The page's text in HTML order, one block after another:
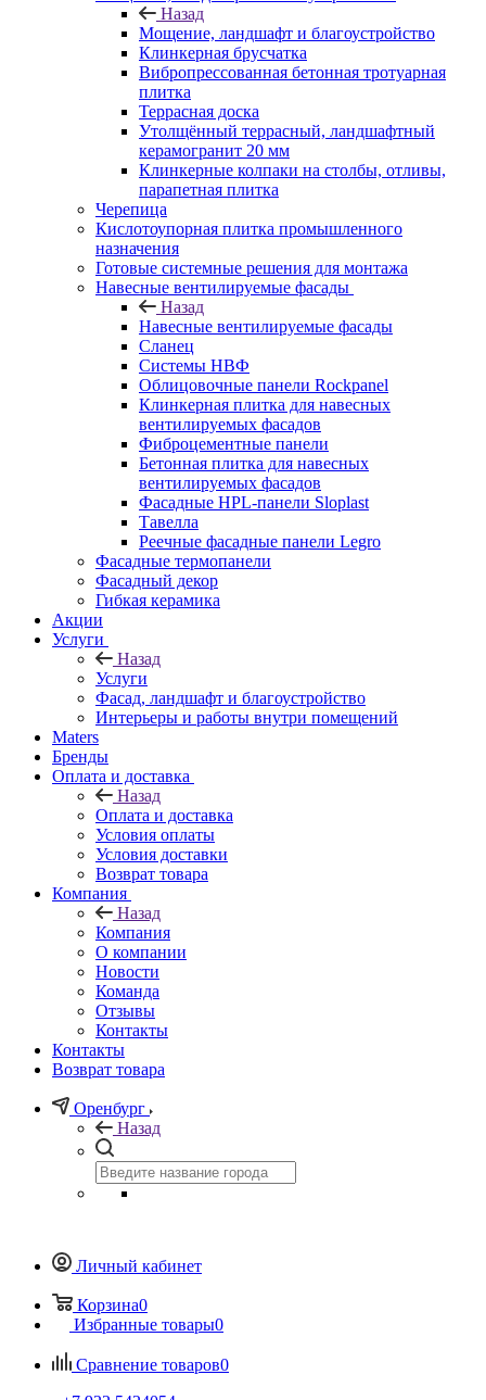
Назад
Мощение, ландшафт и благоустройство
Клинкерная брусчатка
Вибропрессованная бетонная тротуарная
плитка
Террасная доска
Утолщённый террасный, ландшафтный
керамогранит 20 мм
Клинкерные колпаки на столбы, отливы,
парапетная плитка
Черепица
Кислотоупорная плитка промышленного
назначения
Готовые системные решения для монтажа
Навесные вентилируемые фасады
Назад
Навесные вентилируемые фасады
Сланец
Системы НВФ
Облицовочные панели Rockpanel
Клинкерная плитка для навесных
вентилируемых фасадов
Фиброцементные панели
Бетонная плитка для навесных
вентилируемых фасадов
Фасадные HPL-панели Sloplast
Тавелла
Реечные фасадные панели Legro
Фасадные термопанели
Фасадный декор
Гибкая керамика
Акции
Услуги
Назад
Услуги
Фасад, ландшафт и благоустройство
Интерьеры и работы внутри помещений
Maters
Бренды
Оплата и доставка
Назад
Оплата и доставка
Условия оплаты
Условия доставки
Возврат товара
Компания
Назад
Компания
О компании
Новости
Команда
Отзывы
Контакты
Контакты
Возврат товара
Оренбург
Назад
Личный кабинет
Корзина0
Избранные товары0
Сравнение товаров0